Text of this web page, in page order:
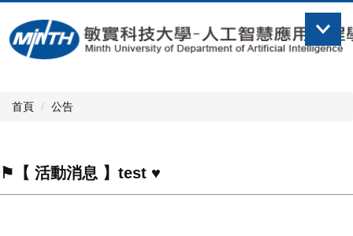
到
主
區
首頁 公告
⚑【 活動消息 】test ♥